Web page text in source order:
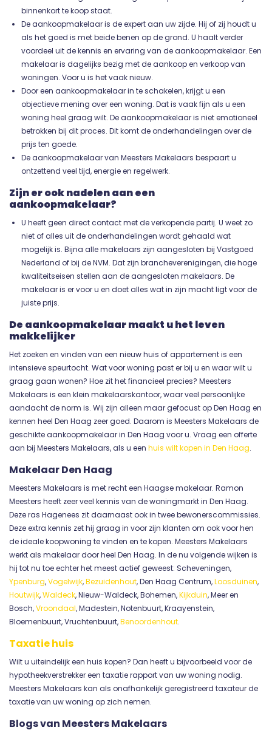
binnenkort te koop staat.
De aankoopmakelaar is de expert aan uw zijde. Hij of zij houdt u
als het goed is met beide benen op de grond. U haalt verder
voordeel uit de kennis en ervaring van de aankoopmakelaar. Een
makelaar is dagelijks bezig met de aankoop en verkoop van
woningen. Voor u is het vaak nieuw.
Door een aankoopmakelaar in te schakelen, krijgt u een
objectieve mening over een woning. Dat is vaak fijn als u een
woning heel graag wilt. De aankoopmakelaar is niet emotioneel
betrokken bij dit proces. Dit komt de onderhandelingen over de
prijs ten goede.
De aankoopmakelaar van Meesters Makelaars bespaart u
ontzettend veel tijd, energie en regelwerk.
Zijn er ook nadelen aan een
aankoopmakelaar?
U heeft geen direct contact met de verkopende partij. U weet zo
niet of alles uit de onderhandelingen wordt gehaald wat
mogelijk is. Bijna alle makelaars zijn aangesloten bij Vastgoed
Nederland of bij de NVM. Dat zijn brancheverenigingen, die hoge
kwaliteitseisen stellen aan de aangesloten makelaars. De
makelaar is er voor u en doet alles wat in zijn macht ligt voor de
juiste prijs.
De aankoopmakelaar maakt u het leven
makkelijker
Het zoeken en vinden van een nieuw huis of appartement is een
intensieve speurtocht. Wat voor woning past er bij u en waar wilt u
graag gaan wonen? Hoe zit het financieel precies? Meesters
Makelaars is een klein makelaarskantoor, waar veel persoonlijke
aandacht de norm is. Wij zijn alleen maar gefocust op Den Haag en
kennen heel Den Haag zeer goed. Daarom is Meesters Makelaars de
geschikte aankoopmakelaar in Den Haag voor u. Vraag een offerte
aan bij Meesters Makelaars, als u een huis wilt kopen in Den Haag.
Makelaar Den Haag
Meesters Makelaars is met recht een Haagse makelaar. Ramon
Meesters heeft zeer veel kennis van de woningmarkt in Den Haag.
Deze ras Hagenees zit daarnaast ook in twee bewonerscommissies.
Deze extra kennis zet hij graag in voor zijn klanten om ook voor hen
de ideale koopwoning te vinden en te kopen. Meesters Makelaars
werkt als makelaar door heel Den Haag. In de nu volgende wijken is
hij tot nu toe echter het meest actief geweest: Scheveningen,
Ypenburg,Vogelwijk,Bezuidenhout, Den Haag Centrum,Loosduinen,
Houtwijk,Waldeck, Nieuw-Waldeck, Bohemen,Kijkduin, Meer en
Bosch,Vroondaal, Madestein, Notenbuurt, Kraayenstein,
Bloemenbuurt, Vruchtenbuurt,Benoordenhout.
Taxatie huis
Wilt u uiteindelijk een huis kopen? Dan heeft u bijvoorbeeld voor de
hypotheekverstrekker een taxatie rapport van uw woning nodig.
Meesters Makelaars kan als onafhankelijk geregistreerd taxateur de
taxatie van uw woning op zich nemen.
Blogs van Meesters Makelaars